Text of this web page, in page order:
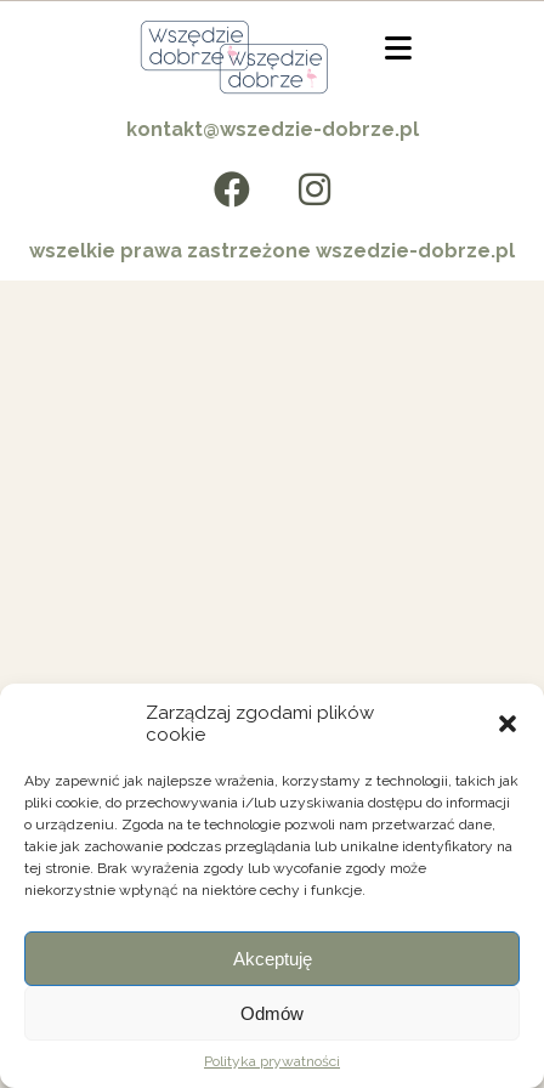
Zarządzaj zgodami plików
cookie
Aby zapewnić jak najlepsze wrażenia, korzystamy z technologii, takich jak
pliki cookie, do przechowywania i/lub uzyskiwania dostępu do informacji
o urządzeniu. Zgoda na te technologie pozwoli nam przetwarzać dane,
takie jak zachowanie podczas przeglądania lub unikalne identyfikatory na
tej stronie. Brak wyrażenia zgody lub wycofanie zgody może
niekorzystnie wpłynąć na niektóre cechy i funkcje.
Akceptuję
Odmów
Polityka prywatności
kontakt@wszedzie-dobrze.pl
wszelkie prawa zastrzeżone wszedzie-dobrze.pl